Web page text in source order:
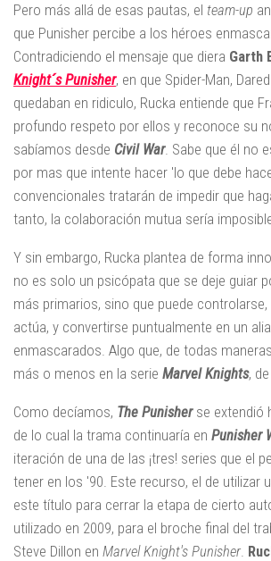
Pero más allá de esas pautas, el team-up
que Punisher percibe a los héroes
Contradiciendo el mensaje que diera Garth
Knight´s Punisher, en que Spider-Man,
quedaban en ridiculo, Rucka entiende que
profundo respeto por ellos y reconoce su
sabíamos desde Civil War. Sabe que él no
por mas que intente hacer 'lo que debe
convencionales tratarán de impedir que
tanto, la colaboración mutua sería
Y sin embargo, Rucka plantea de forma
no es solo un psicópata que se deje guiar
más primarios, sino que puede controlarse,
actúa, y convertirse puntualmente en un
enmascarados. Algo que, de todas
más o menos en la serie Marvel Knights, de
Como decíamos, The Punisherse extendió
de lo cual la trama continuaría en Punisher
iteración de una de las ¡tres! series que el
tener en los '90. Este recurso, el de utilizar
este título para cerrar la etapa de cierto
utilizado en 2009, para el broche final del
Steve Dillon en Marvel Knight's Punisher